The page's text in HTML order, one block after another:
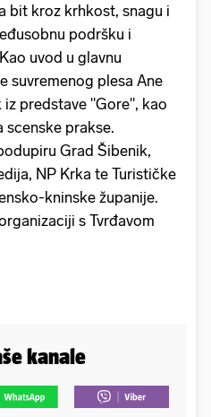
bit kroz krhkost, snagu i
podršku i
uvod u glavnu
suvremenog plesa Ane
predstave "Gore", kao
prakse.
Grad Šibenik,
NP Krka te Turističke
kninske županije.
s Tvrđavom
kanale